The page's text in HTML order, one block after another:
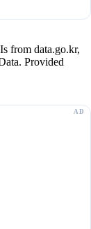
from data.go.kr,
Provided